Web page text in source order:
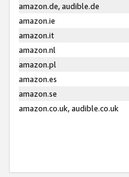
amazon.de, audible.de
amazon.ie
amazon.it
amazon.nl
amazon.pl
amazon.es
amazon.se
amazon.co.uk, audible.co.uk